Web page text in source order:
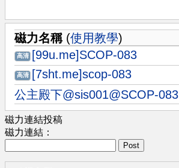
磁力名稱(使用教學)
高清 [99u.me]SCOP-083
高清
[7sht.me]scop-083
公主殿下@sis001@SCOP-083
磁力連結投稿
磁力連結：
Post